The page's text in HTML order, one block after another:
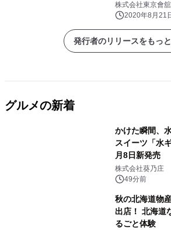
株式会社東京會舘
2020年8月21
発行者のリリースをもっ
グルメの新着
かけた瞬間、
スイーツ「水
月8日新発売
株式会社葵乃庄
49分前
秋の北海道物
出店！ 北海道
るごと体験